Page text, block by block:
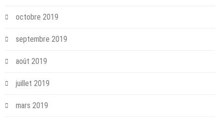
octobre 2019
septembre 2019
août 2019
juillet 2019
mars 2019